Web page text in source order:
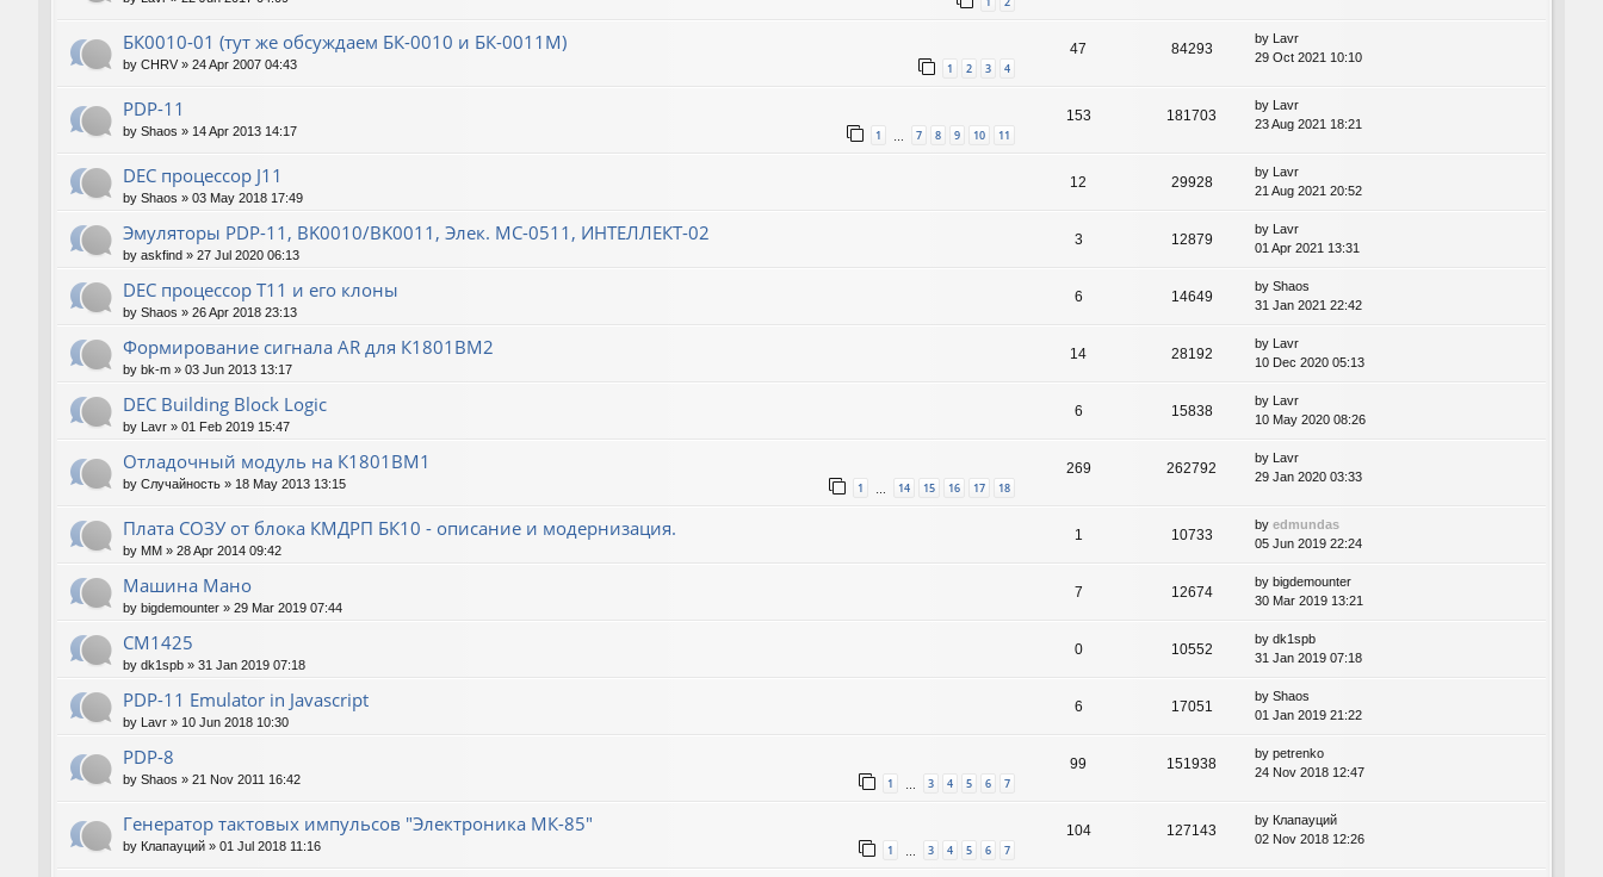
БК0010-01 (тут же обсуждаем БК-0010 и БК-0011М)
by CHRV » 24 Apr 2007 04:43 1 2 3 4
47 84293
by Lavr
29 Oct 2021 10:10
PDP-11
by Shaos » 14 Apr 2013 14:17 1 7 8 9 10 11
153 181703
by Lavr
23 Aug 2021 18:21
DEC процессор J11
by Shaos » 03 May 2018 17:49
12 29928
by Lavr
21 Aug 2021 20:52
Эмуляторы PDP-11, BK0010/BK0011, Элек. МС-0511, ИНТЕЛЛЕКТ-02
by askfind » 27 Jul 2020 06:13
3 12879
by Lavr
01 Apr 2021 13:31
DEC процессор T11 и его клоны
by Shaos » 26 Apr 2018 23:13
6 14649
by Shaos
31 Jan 2021 22:42
Формирование сигнала AR для К1801ВМ2
by bk-m » 03 Jun 2013 13:17
14 28192
by Lavr
10 Dec 2020 05:13
DEC Building Block Logic
by Lavr » 01 Feb 2019 15:47
6 15838
by Lavr
10 May 2020 08:26
Отладочный модуль на К1801ВМ1
by Случайность » 18 May 2013 13:15 1 14 15 16 17 18
269 262792
by Lavr
29 Jan 2020 03:33
Плата СОЗУ от блока КМДРП БК10 - описание и модернизация.
by MM » 28 Apr 2014 09:42
1 10733
by edmundas
05 Jun 2019 22:24
Машина Мано
by bigdemounter » 29 Mar 2019 07:44
7 12674
by bigdemounter
30 Mar 2019 13:21
СМ1425
by dk1spb » 31 Jan 2019 07:18
0 10552
by dk1spb
31 Jan 2019 07:18
PDP-11 Emulator in Javascript
by Lavr » 10 Jun 2018 10:30
6 17051
by Shaos
01 Jan 2019 21:22
PDP-8
by Shaos » 21 Nov 2011 16:42 1 … 3 4 5 6 7
99 151938
by petrenko
24 Nov 2018 12:47
Генератор тактовых импульсов "Электроника МК-85"
by Клапауций » 01 Jul 2018 11:16 1 … 3 4 5 6 7
104 127143
by Клапауций
02 Nov 2018 12:26